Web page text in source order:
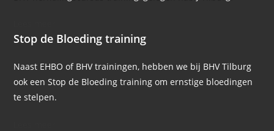
Stop de Bloeding training
Naast EHBO of BHV trainingen, hebben we bij BHV Tilburg
ook een Stop de Bloeding training om ernstige bloedingen
te stelpen.